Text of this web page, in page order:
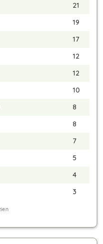
21
19
17
12
12
10
8
8
7
5
4
3